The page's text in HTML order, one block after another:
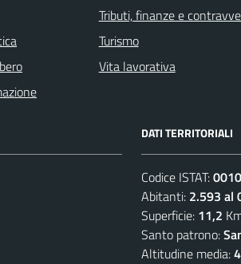
Tributi, finanze e
Turismo
Vita lavorativa
DATI TERRITORIALI
Codice ISTAT:
Abitanti: 2.593 al
Superficie: 11,2
Santo patrono:
Altitudine media: